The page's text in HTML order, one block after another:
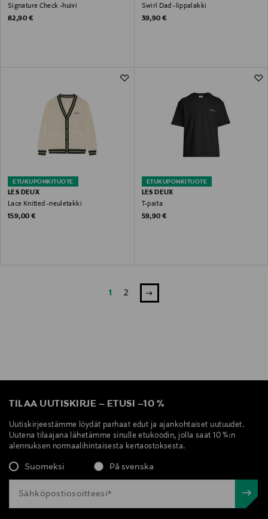
Signature Check -huivi
Original Price
82,90 €
Swirl Dad -lippalakki
Original Price
39,90 €
ETUKUPONKITUOTE
LES DEUX
Lace Knitted -neuletakki
Original Price
159,00 €
ETUKUPONKITUOTE
LES DEUX
T-paita
Original Price
59,90 €
1 2
TILAA UUTISKIRJE – ETUSI –10 %
Uutiskirjeestämme löydät parhaat edut ja ajankohtaiset uutuudet.
Uutena tilaajana lähetämme sinulle etukoodin, jolla saat 10 %:n
alennuksen normaalihintaisesta kertaostoksesta.
Suomeksi På svenska